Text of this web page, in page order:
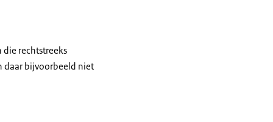
rechtstreeks
daar bijvoorbeeld niet